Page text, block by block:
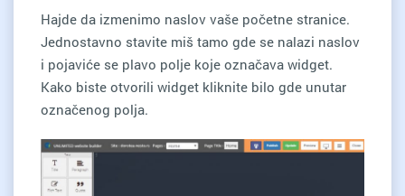
Hajde da izmenimo naslov vaše početne stranice.
Jednostavno stavite miš tamo gde se nalazi naslov
i pojaviće se plavo polje koje označava widget.
Kako biste otvorili widget kliknite bilo gde unutar
označenog polja.